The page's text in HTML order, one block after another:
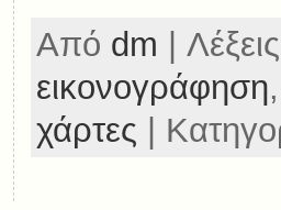
Από dm |
εικονογράφηση
χάρτες |